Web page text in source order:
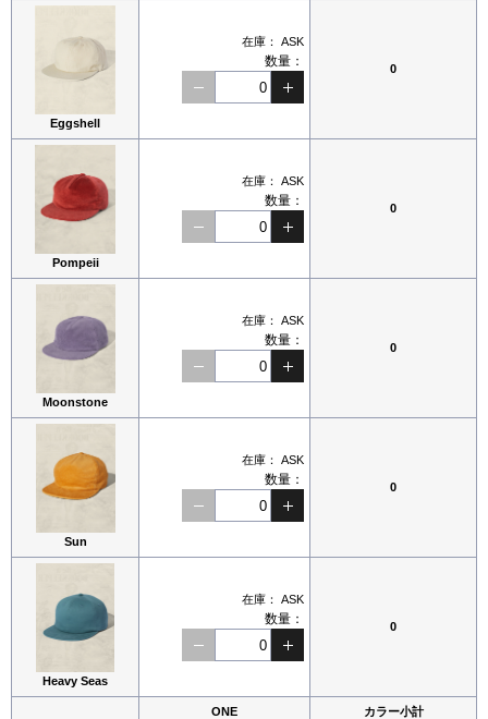
Eggshell
在庫： ASK
数量： 0
Pompeii
在庫： ASK
数量： 0
Moonstone
在庫： ASK
数量： 0
Sun
在庫： ASK
数量： 0
Heavy Seas
在庫： ASK
数量： 0
ONE カラー小計